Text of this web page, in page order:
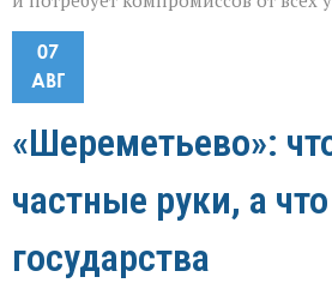
07
АВГ
«Шереметьево»:
частные руки, а
государства